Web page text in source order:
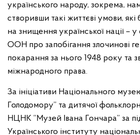
українського народу, зокрема,
створивши такі життєві умови, які
на знищення української нації – у
ООН про запобігання злочинові
покарання за нього 1948 року та
міжнародного права.
За ініціативи Національного
Голодомору” та дитячої
НЦНК “Музей Івана Гончара” за
Українського інституту